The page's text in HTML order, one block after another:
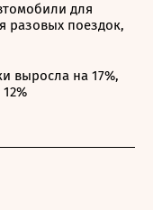
для
разовых поездок,
выросла на 17%,